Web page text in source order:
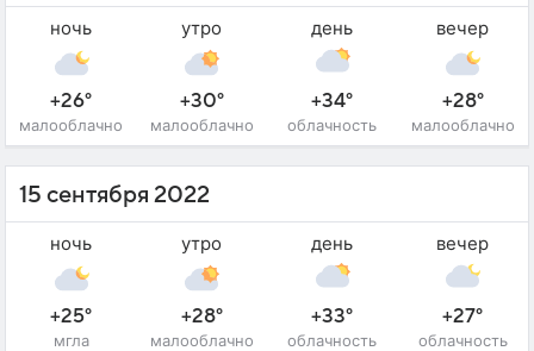
ночь
+26°
малооблачно
утро
+30°
малооблачно
день
+34°
облачность
вечер
+28°
малооблачно
15 сентября 2022
ночь
+25°
мгла
утро
+28°
малооблачно
день
+33°
облачность
вечер
+27°
облачность